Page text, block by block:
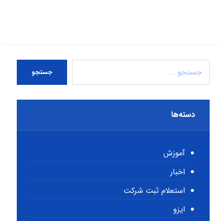
جستجو
دسته‌ها
آموزش
اخبار
استعلام ثبت شرکت
ایزو